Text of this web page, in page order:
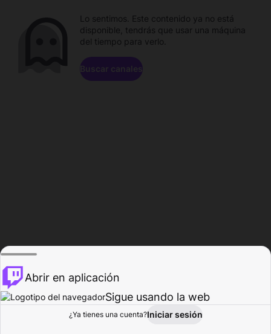
Explorar Actividad
Lo sentimos. Este contenido ya no está
disponible, tendrás que usar una máquina
del tiempo para verlo.
Buscar canales
Abrir en aplicación
Sigue usando la web
¿Ya tienes una cuenta?Iniciar sesión